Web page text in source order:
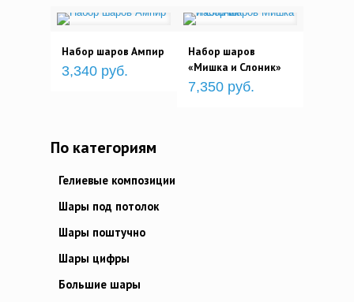
Набор шаров Ампир
3,340 руб.
Набор шаров
«Мишка и Слоник»
7,350 руб.
По категориям
Гелиевые композиции
Шары под потолок
Шары поштучно
Шары цифры
Большие шары